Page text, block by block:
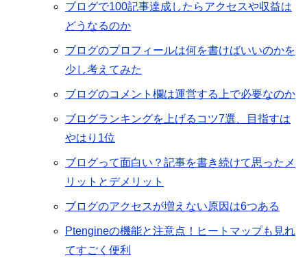
ブログで100記事達成したらアクセスや収益は
どうなるのか
ブログのプロフィールは何を書けばいいのかを
少し考えてみた
ブログのコメント欄は運営する上で必要なのか
ブログランキングを上げるコツ7選、目指すは
やはり1位
ブログって面白い？記事を書き続けて思ったメ
リットとデメリット
ブログのアクセスが増えない原因は6つある
Ptengineの機能と注意点！ヒートマップも見れ
てすごく便利